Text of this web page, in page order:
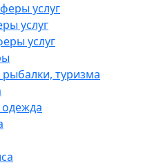
услуг
услуг
услуг
туризма